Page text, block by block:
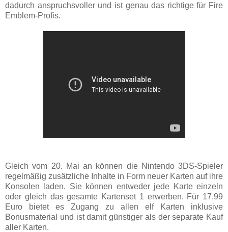
dadurch anspruchsvoller und ist genau das richtige für Fire
Emblem-Profis.
Gleich vom 20. Mai an können die Nintendo 3DS-Spieler
regelmäßig zusätzliche Inhalte in Form neuer Karten auf ihre
Konsolen laden. Sie können entweder jede Karte einzeln
oder gleich das gesamte Kartenset 1 erwerben. Für 17,99
Euro bietet es Zugang zu allen elf Karten inklusive
Bonusmaterial und ist damit günstiger als der separate Kauf
aller Karten.